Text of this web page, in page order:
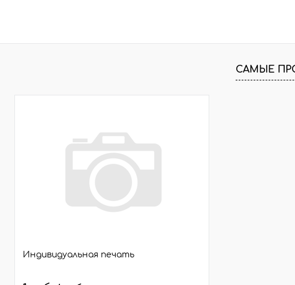
Быстрый заказ
Сравнить
Быстрый заказ
Сравнить
САМЫЕ
Индивидуальная печать